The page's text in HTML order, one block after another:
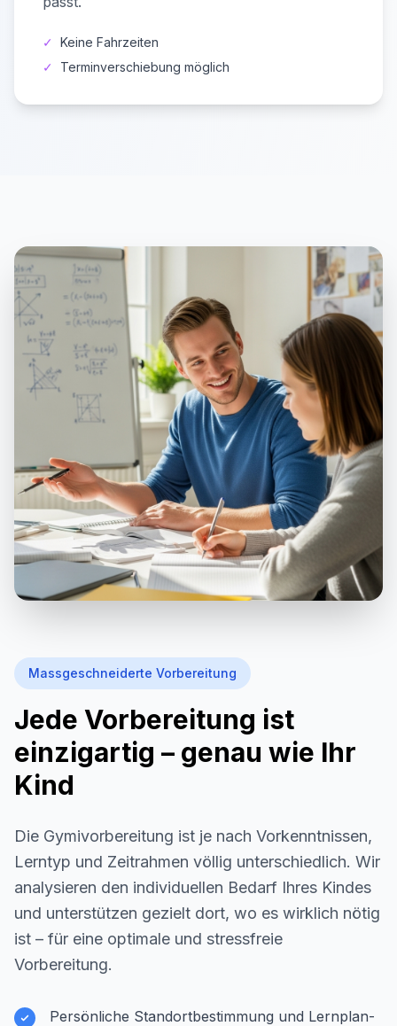
✓
Keine Fahrzeiten
✓
Terminverschiebung möglich
Massgeschneiderte Vorbereitung
Jede Vorbereitung ist
einzigartig – genau wie Ihr
Kind
Die Gymivorbereitung ist je nach Vorkenntnissen,
Lerntyp und Zeitrahmen völlig unterschiedlich. Wir
analysieren den individuellen Bedarf Ihres Kindes
und unterstützen gezielt dort, wo es wirklich nötig
ist – für eine optimale und stressfreie
Vorbereitung.
Persönliche Standortbestimmung und Lernplan-